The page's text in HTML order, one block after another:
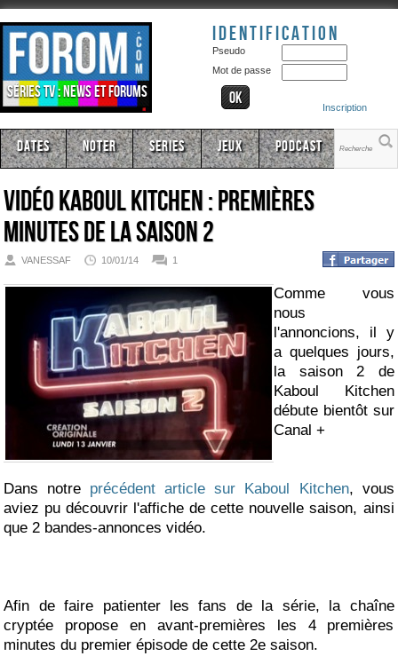
Séries TV : news et forums
Identification
Pseudo
Mot de passe
Inscription
Dates Noter Series Jeux Podcast
Vidéo Kaboul Kitchen : premières
minutes de la saison 2
VANESSAF 10/01/14 1
Comme vous
nous
l'annoncions, il y
a quelques jours,
la saison 2 de
Kaboul Kitchen
débute bientôt sur
Canal +
Dans notre précédent article sur Kaboul Kitchen, vous
aviez pu découvrir l'affiche de cette nouvelle saison, ainsi
que 2 bandes-annonces vidéo.
Afin de faire patienter les fans de la série, la chaîne
cryptée propose en avant-premières les 4 premières
minutes du premier épisode de cette 2e saison.